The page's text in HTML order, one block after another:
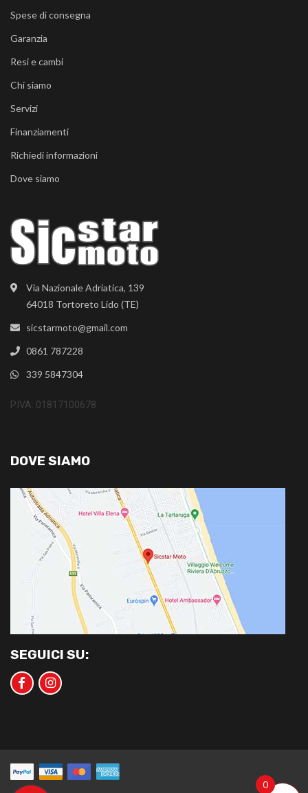
Via Nazionale Adriatica, 139
64018 Tortoreto Lido (TE)
sicstarmoto@gmail.com
0861 787228
339 5847304
P.IVA: 01817100678
Spese di consegna
Garanzia
Resi e cambi
Chi siamo
Servizi
Finanziamenti
Richiedi informazioni
Dove siamo
DOVE SIAMO
SEGUICI SU:
0